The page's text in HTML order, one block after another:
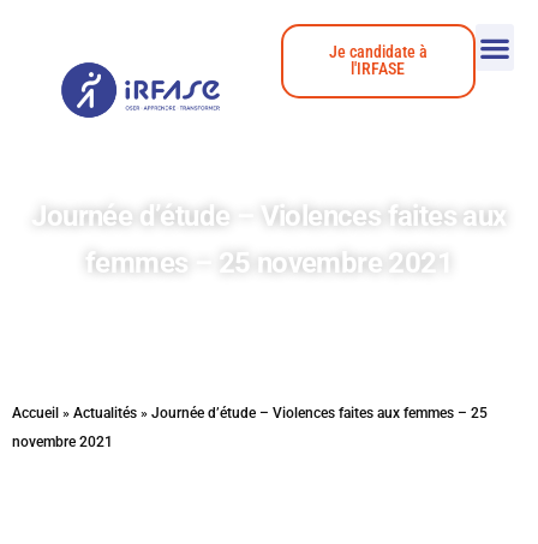
Je candidate à
l'IRFASE
Journée d’étude – Violences faites aux
femmes – 25 novembre 2021
Accueil » Actualités » Journée d’étude – Violences faites aux femmes – 25
novembre 2021